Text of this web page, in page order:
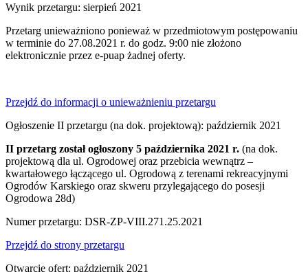
Wynik przetargu: sierpień 2021
Przetarg unieważniono ponieważ w przedmiotowym postępowaniu
w terminie do 27.08.2021 r. do godz. 9:00 nie złożono
elektronicznie przez e-puap żadnej oferty.
Przejdź do informacji o unieważnieniu przetargu
Ogłoszenie II przetargu (na dok. projektową): październik 2021
II przetarg został ogłoszony 5 października 2021 r. (na dok.
projektową dla ul. Ogrodowej oraz przebicia wewnątrz –
kwartałowego łączącego ul. Ogrodową z terenami rekreacyjnymi
Ogrodów Karskiego oraz skweru przylegającego do posesji
Ogrodowa 28d)
Numer przetargu: DSR-ZP-VIII.271.25.2021
Przejdź do strony przetargu
Otwarcie ofert: październik 2021